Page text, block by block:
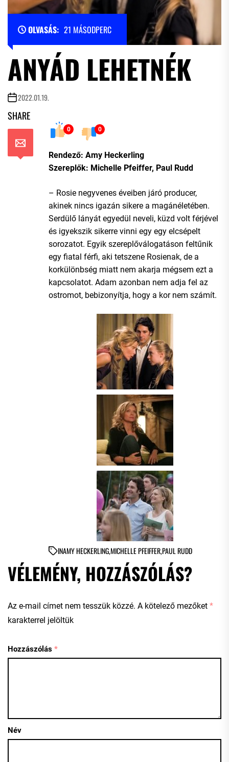
OLVASÁS: 21 MÁSODPERC
ANYÁD LEHETNÉK
2022.01.19.
SHARE
0 0
Rendező: Amy Heckerling
Szereplők: Michelle Pfeiffer, Paul Rudd
– Rosie negyvenes éveiben járó producer,
akinek nincs igazán sikere a magánéletében.
Serdülő lányát egyedül neveli, küzd volt férjével
és igyekszik sikerre vinni egy egy elcsépelt
sorozatot. Egyik szereplőválogatáson feltűnik
egy fiatal férfi, aki tetszene Rosienak, de a
korkülönbség miatt nem akarja mégsem ezt a
kapcsolatot. Adam azonban nem adja fel az
ostromot, bebizonyítja, hogy a kor nem számít.
INAMY HECKERLING,MICHELLE PFEIFFER,PAUL RUDD
VÉLEMÉNY, HOZZÁSZÓLÁS?
Az e-mail címet nem tesszük közzé. A kötelező mezőket *
karakterrel jelöltük
Hozzászólás *
Név